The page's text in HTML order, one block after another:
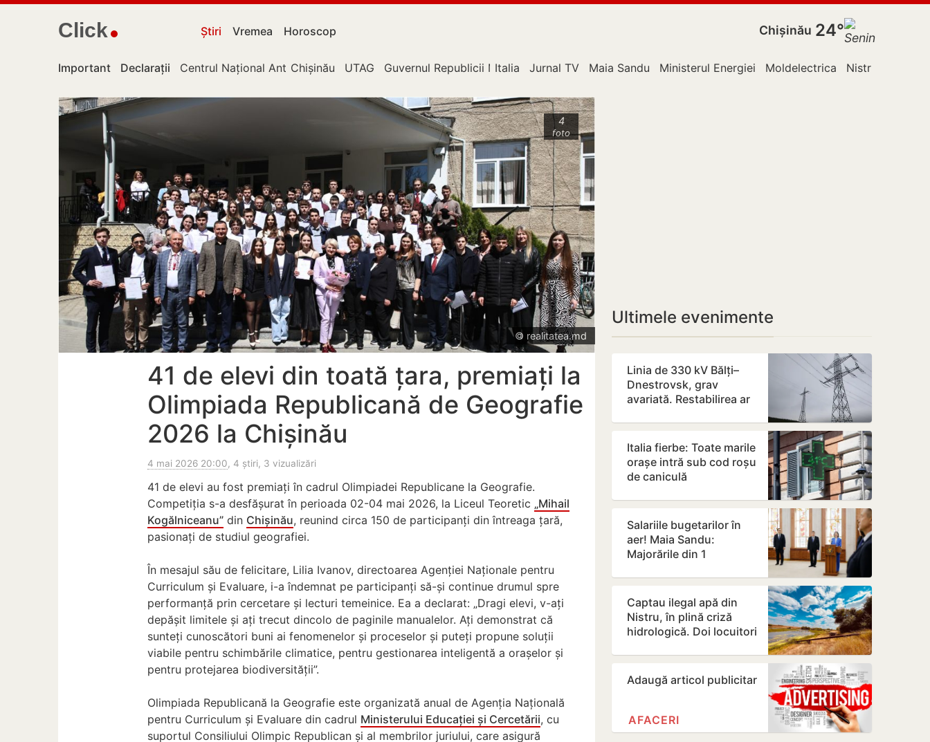
Click Știri Vremea Horoscop Chișinău 24°
Important Declarații Centrul Național Anticorupție
Chișinău UTAG Guvernul Republicii Moldova
Italia Jurnal TV Maia Sandu Ministerul Energiei Moldelectrica Nistru
4
foto
© realitatea.md
41 de elevi din toată țara, premiați la
Olimpiada Republicană de Geografie
2026 la Chișinău
4 mai 2026 20:00, 4 știri, 3 vizualizări
41 de elevi au fost premiați în cadrul Olimpiadei Republicane la Geografie.
Competiția s-a desfășurat în perioada 02-04 mai 2026, la Liceul Teoretic „Mihail
Kogălniceanu” din Chișinău, reunind circa 150 de participanți din întreaga țară,
pasionați de studiul geografiei.
În mesajul său de felicitare, Lilia Ivanov, directoarea Agenției Naționale pentru
Curriculum și Evaluare, i-a îndemnat pe participanți să-și continue drumul spre
performanță prin cercetare și lecturi temeinice. Ea a declarat: „Dragi elevi, v-ați
depășit limitele și ați trecut dincolo de paginile manualelor. Ați demonstrat că
sunteți cunoscători buni ai fenomenelor și proceselor și puteți propune soluții
viabile pentru schimbările climatice, pentru gestionarea inteligentă a orașelor și
pentru protejarea biodiversității”.
Olimpiada Republicană la Geografie este organizată anual de Agenția Națională
pentru Curriculum și Evaluare din cadrul Ministerului Educației și Cercetării, cu
suportul Consiliului Olimpic Republican și al membrilor juriului, care asigură
Ultimele evenimente
Linia de 330 kV Bălți–
Dnestrovsk, grav
avariată. Restabilirea ar
Italia fierbe: Toate marile
orașe intră sub cod roșu
de caniculă
Salariile bugetarilor în
aer! Maia Sandu:
Majorările din 1
amânate
Captau ilegal apă din
Nistru, în plină criză
hidrologică. Doi locuitori
Adaugă articol publicitar
AFACERI